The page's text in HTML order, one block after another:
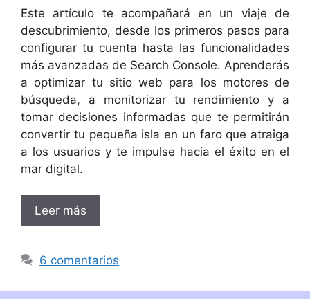
Este artículo te acompañará en un viaje de
descubrimiento, desde los primeros pasos para
configurar tu cuenta hasta las funcionalidades
más avanzadas de Search Console. Aprenderás
a optimizar tu sitio web para los motores de
búsqueda, a monitorizar tu rendimiento y a
tomar decisiones informadas que te permitirán
convertir tu pequeña isla en un faro que atraiga
a los usuarios y te impulse hacia el éxito en el
mar digital.
Leer más
6 comentarios